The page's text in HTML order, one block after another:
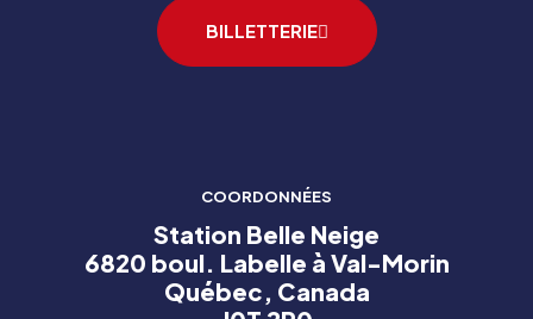
BILLETTERIE
COORDONNÉES
Station Belle Neige
6820 boul. Labelle à Val-Morin
Québec, Canada